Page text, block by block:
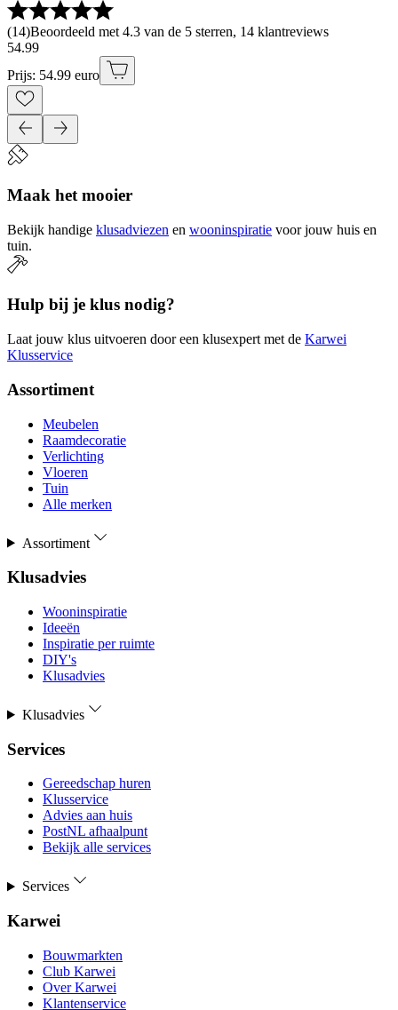
(14)Beoordeeld met 4.3 van de 5 sterren, 14 klantreviews
54.99
Prijs: 54.99 euro
Maak het mooier
Bekijk handige klusadviezen en wooninspiratie voor jouw huis en
tuin.
Hulp bij je klus nodig?
Laat jouw klus uitvoeren door een klusexpert met de Karwei
Klusservice
Assortiment
Meubelen
Raamdecoratie
Verlichting
Vloeren
Tuin
Alle merken
Assortiment
Klusadvies
Wooninspiratie
Ideeën
Inspiratie per ruimte
DIY's
Klusadvies
Klusadvies
Services
Gereedschap huren
Klusservice
Advies aan huis
PostNL afhaalpunt
Bekijk alle services
Services
Karwei
Bouwmarkten
Club Karwei
Over Karwei
Klantenservice